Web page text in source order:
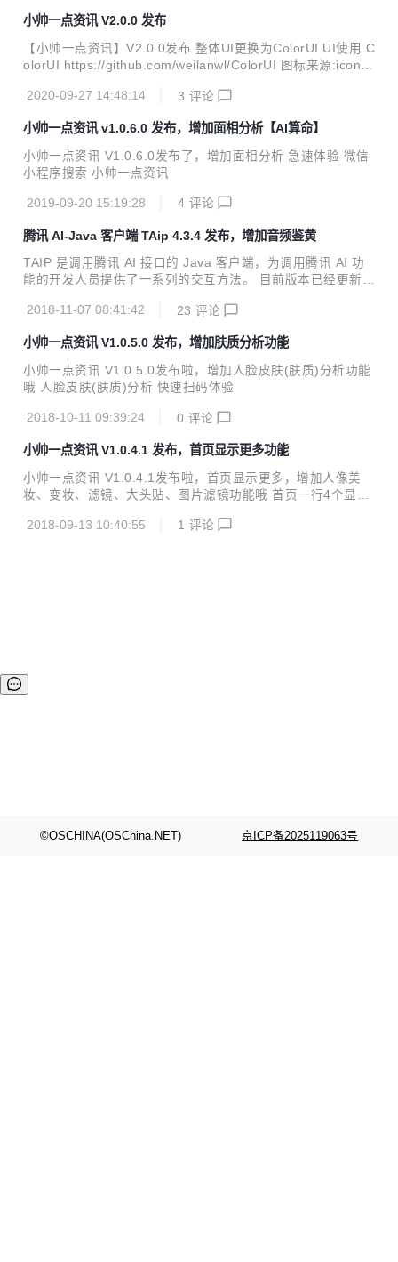
小表帝-手别识别，目前只能返回手表品牌大类名称和置信
度。 小帅是整理了120个手表品牌，细分19386个手表型号。
目前CV二级分类的比较少，小帅也会尝试飞浆训练，以达到
最佳的效果让各位亲们体验。 手表名称、品牌类别、价格、型
号以这几个方向进行数据回显
小帅一点资讯 V2.0.0 发布
【小帅一点资讯】V2.0.0发布 整体UI更换为ColorUI UI使用 C
olorUI https://github.com/weilanwl/ColorUI 图标来源:iconfr
帅 进行在线反馈哦
2020-09-27 14:48:14 3 评论
小帅一点资讯 v1.0.6.0 发布，增加面相分析【AI算命】
小帅一点资讯 V1.0.6.0发布了，增加面相分析 急速体验 微信
小程序搜索 小帅一点资讯
2019-09-20 15:19:28 4 评论
腾讯 AI-Java 客户端 TAip 4.3.4 发布，增加音频鉴黄
TAIP 是调用腾讯 AI 接口的 Java 客户端，为调用腾讯 AI 功
能的开发人员提供了一系列的交互方法。 目前版本已经更新至
黄接口 Java JDK 1.7+ Maven引入 <dependency> <gro
> <version>4.3.4</version> </dependency> 全部特性
【face人脸识别】 人脸检测与分析、多人脸检测、人脸对比、
跨年龄人脸识别、五官定位、...
2018-11-07 08:41:42 23 评论
小帅一点资讯 V1.0.5.0 发布，增加肤质分析功能
小帅一点资讯 V1.0.5.0发布啦，增加人脸皮肤(肤质)分析功能
哦 人脸皮肤(肤质)分析 快速扫码体验
2018-10-11 09:39:24 0 评论
小帅一点资讯 V1.0.4.1 发布，首页显示更多功能
小帅一点资讯 V1.0.4.1发布啦，首页显示更多，增加人像美
妆、变妆、滤镜、大头贴、图片滤镜功能哦 首页一行4个显示
片滤镜功能 操作演示 快速扫描体验
2018-09-13 10:40:55 1 评论
©OSCHINA(OSChina.NET) 京ICP备2025119063号